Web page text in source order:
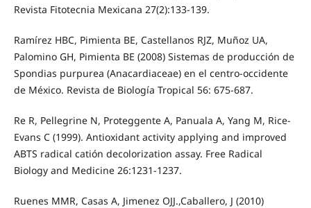
Revista Fitotecnia Mexicana 27(2):133-139.
Ramírez HBC, Pimienta BE, Castellanos RJZ, Muñoz UA,
Palomino GH, Pimienta BE (2008) Sistemas de producción de
Spondias purpurea (Anacardiaceae) en el centro-occidente
de México. Revista de Biología Tropical 56: 675-687.
Re R, Pellegrine N, Proteggente A, Panuala A, Yang M, Rice-
Evans C (1999). Antioxidant activity applying and improved
ABTS radical catión decolorization assay. Free Radical
Biology and Medicine 26:1231-1237.
Ruenes MMR, Casas A, Jimenez OJJ.,Caballero, J (2010)